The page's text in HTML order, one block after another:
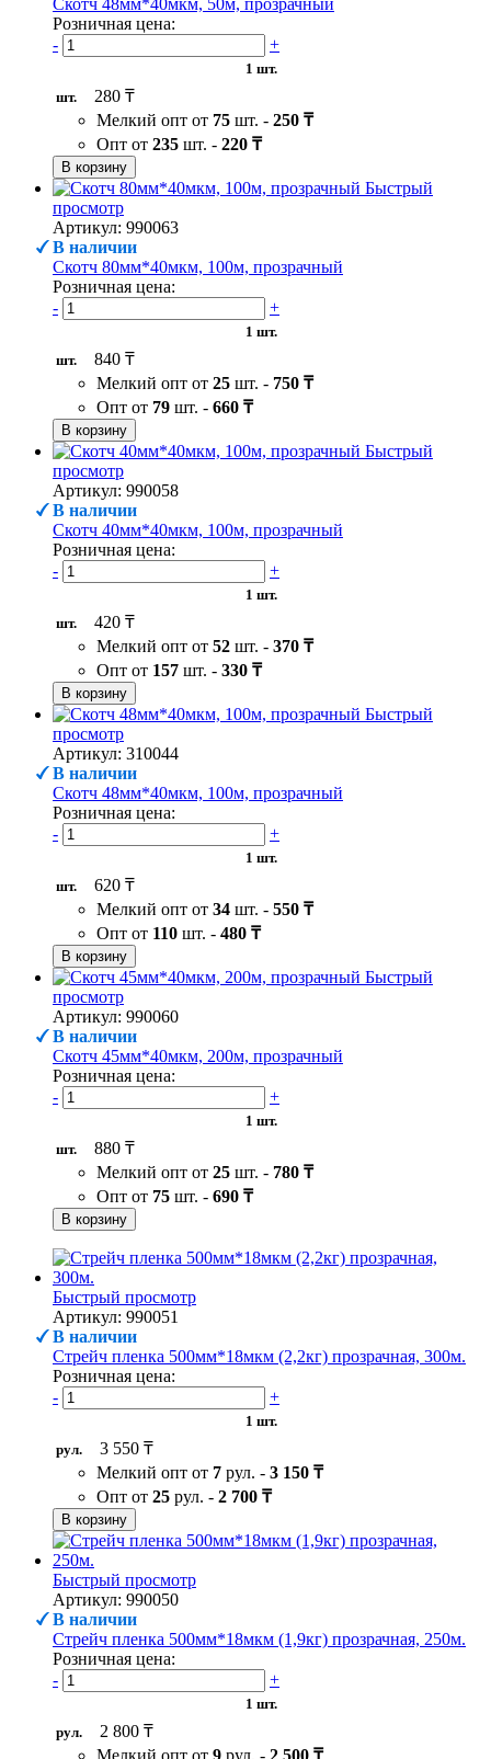
Розничная цена:
-
+
1 шт.
шт.
280 ₸
Мелкий опт от 75 шт. - 250 ₸
Опт от 235 шт. - 220 ₸
В корзину
Быстрый
просмотр
Артикул: 990063
В наличии
Скотч 80мм*40мкм, 100м, прозрачный
Розничная цена:
-
+
1 шт.
шт.
840 ₸
Мелкий опт от 25 шт. - 750 ₸
Опт от 79 шт. - 660 ₸
В корзину
Быстрый
просмотр
Артикул: 990058
В наличии
Скотч 40мм*40мкм, 100м, прозрачный
Розничная цена:
-
+
1 шт.
шт.
420 ₸
Мелкий опт от 52 шт. - 370 ₸
Опт от 157 шт. - 330 ₸
В корзину
Быстрый
просмотр
Артикул: 310044
В наличии
Скотч 48мм*40мкм, 100м, прозрачный
Розничная цена:
-
+
1 шт.
шт.
620 ₸
Мелкий опт от 34 шт. - 550 ₸
Опт от 110 шт. - 480 ₸
В корзину
Быстрый
просмотр
Артикул: 990060
В наличии
Скотч 45мм*40мкм, 200м, прозрачный
Розничная цена:
-
+
1 шт.
шт.
880 ₸
Мелкий опт от 25 шт. - 780 ₸
Опт от 75 шт. - 690 ₸
В корзину
Быстрый просмотр
Артикул: 990051
В наличии
Стрейч пленка 500мм*18мкм (2,2кг) прозрачная, 300м.
Розничная цена:
-
+
1 шт.
рул.
3 550 ₸
Мелкий опт от 7 рул. - 3 150 ₸
Опт от 25 рул. - 2 700 ₸
В корзину
Быстрый просмотр
Артикул: 990050
В наличии
Стрейч пленка 500мм*18мкм (1,9кг) прозрачная, 250м.
Розничная цена:
-
+
1 шт.
рул.
2 800 ₸
Мелкий опт от 9 рул. - 2 500 ₸